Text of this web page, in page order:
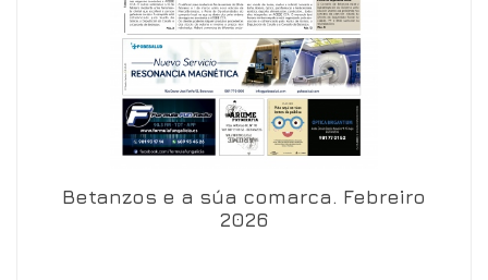
Ver en visor Ver en detalle
Betanzos e a súa comarca. Febreiro
2026